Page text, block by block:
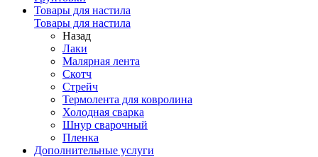
Товары для настила
Товары для настила
Назад
Лаки
Малярная лента
Скотч
Стрейч
Термолента для ковролина
Холодная сварка
Шнур сварочный
Пленка
Дополнительные услуги